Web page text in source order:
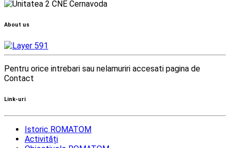
About us
Pentru orice intrebari sau nelamuriri accesati pagina de
Contact
Link-uri
Istoric ROMATOM
Activități